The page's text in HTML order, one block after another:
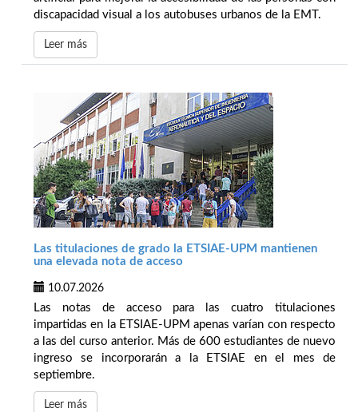
discapacidad visual a los autobuses urbanos de la EMT.
Leer más
Las titulaciones de grado la ETSIAE-UPM mantienen
una elevada nota de acceso
10.07.2026
Las notas de acceso para las cuatro titulaciones
impartidas en la ETSIAE-UPM apenas varían con respecto
a las del curso anterior. Más de 600 estudiantes de nuevo
ingreso se incorporarán a la ETSIAE en el mes de
septiembre.
Leer más